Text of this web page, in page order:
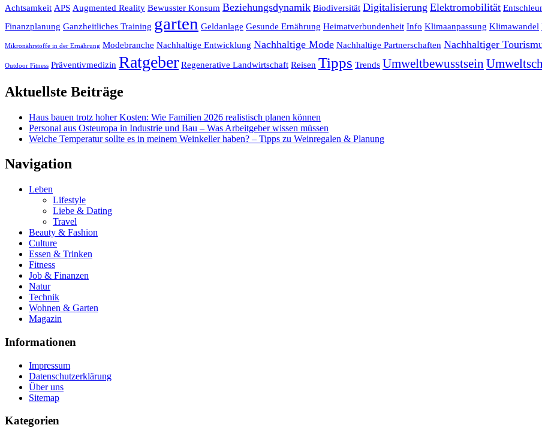
Achtsamkeit APS Augmented Reality Bewusster Konsum Beziehungsdynamik Biodiversität Digitalisierung Elektromobilität
Finanzplanung Ganzheitliches Training garten Geldanlage Gesunde Ernährung Heimatverbundenheit Info Klimaanpassung Klimawandel
Mikronährstoffe in der Ernährung Modebranche Nachhaltige Entwicklung Nachhaltige Mode Nachhaltige Partnerschaften Nachhaltiger
Outdoor Fitness Präventivmedizin Ratgeber Regenerative Landwirtschaft Reisen Tipps Trends Umweltbewusstsein
Aktuellste Beiträge
Haus bauen trotz hoher Kosten: Wie Familien 2026 realistisch planen können
Personal aus Osteuropa in Industrie und Bau – Was Arbeitgeber wissen müssen
Welche Temperatur sollte es in meinem Weinkeller haben? – Tipps zu Weinregalen & Planung
Navigation
Leben
Lifestyle
Liebe & Dating
Travel
Beauty & Fashion
Culture
Essen & Trinken
Fitness
Job & Finanzen
Natur
Technik
Wohnen & Garten
Magazin
Informationen
Impressum
Datenschutzerklärung
Über uns
Sitemap
Kategorien